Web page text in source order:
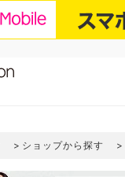
ショップから探す